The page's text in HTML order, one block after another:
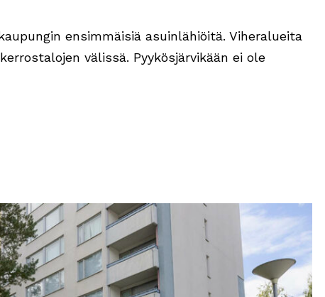
ensimmäisiä asuinlähiöitä. Viheralueita
välissä. Pyykösjärvikään ei ole